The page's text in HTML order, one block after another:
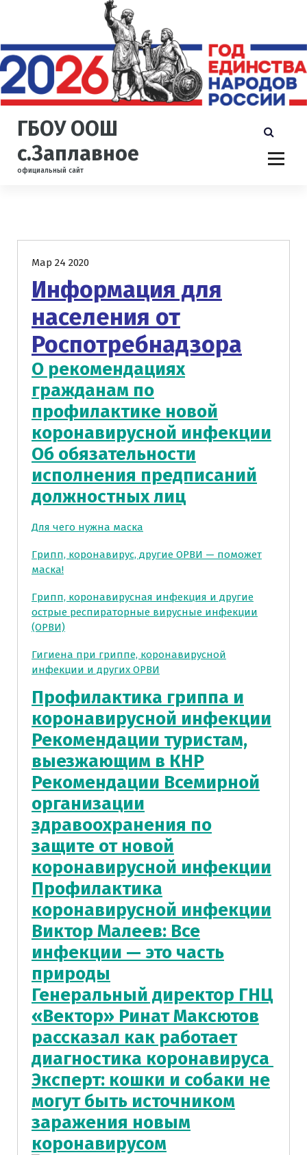
е
й
т
и
ГБОУ ООШ
с.Заплавное
официальный сайт
Мар 24 2020
Информация для
населения от
Роспотребнадзора
О рекомендациях
гражданам по
профилактике новой
коронавирусной инфекции
Об обязательности
исполнения предписаний
должностных лиц
Для чего нужна маска
Грипп, коронавирус, другие ОРВИ — поможет
маска!
Грипп, коронавирусная инфекция и другие
острые респираторные вирусные инфекции
(ОРВИ)
Гигиена при гриппе, коронавирусной
инфекции и других ОРВИ
Профилактика гриппа и
коронавирусной инфекции
Рекомендации туристам,
выезжающим в КНР
Рекомендации Всемирной
организации
здравоохранения по
защите от новой
коронавирусной инфекции
Профилактика
коронавирусной инфекции
Виктор Малеев: Все
инфекции — это часть
природы
Генеральный директор ГНЦ
«Вектор» Ринат Максютов
рассказал как работает
диагностика коронавируса
Эксперт: кошки и собаки не
могут быть источником
заражения новым
коронавирусом